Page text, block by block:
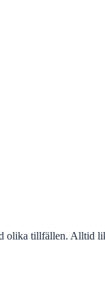
olika tillfällen. Alltid